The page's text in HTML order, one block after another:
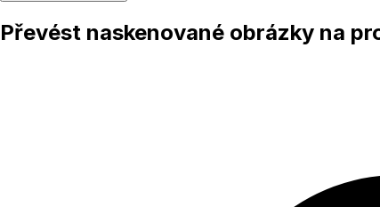
Převést naskenované obrázky na